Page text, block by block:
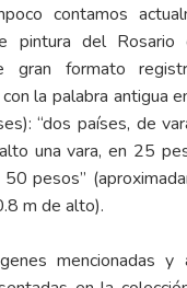
contamos
pintura del
gran formato
la palabra antigua
“dos países, de
una vara, en 25
pesos”
m de alto).
mencionadas y